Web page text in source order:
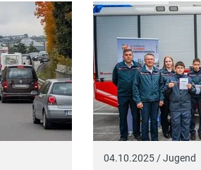
04.10.2025 / Jugend